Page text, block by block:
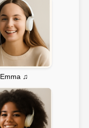
Emma ♫